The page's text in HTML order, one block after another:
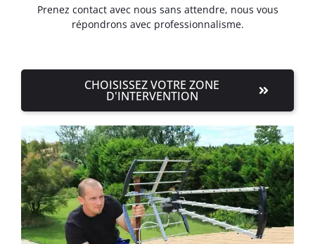
Prenez contact avec nous sans attendre, nous vous
répondrons avec professionnalisme.
CHOISISSEZ VOTRE ZONE
D'INTERVENTION